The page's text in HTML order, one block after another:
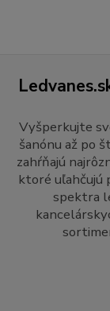
Vyšperkujte
šanónu až po
zahŕňajú
ktoré uľahčujú
spektra